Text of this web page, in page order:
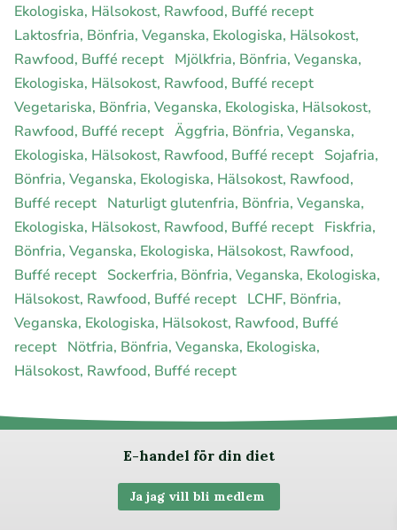
Ekologiska, Hälsokost, Rawfood, Buffé recept
Laktosfria, Bönfria, Veganska, Ekologiska, Hälsokost,
Rawfood, Buffé recept Mjölkfria, Bönfria, Veganska,
Ekologiska, Hälsokost, Rawfood, Buffé recept
Vegetariska, Bönfria, Veganska, Ekologiska, Hälsokost,
Rawfood, Buffé recept Äggfria, Bönfria, Veganska,
Ekologiska, Hälsokost, Rawfood, Buffé recept Sojafria,
Bönfria, Veganska, Ekologiska, Hälsokost, Rawfood,
Buffé recept Naturligt glutenfria, Bönfria, Veganska,
Ekologiska, Hälsokost, Rawfood, Buffé recept Fiskfria,
Bönfria, Veganska, Ekologiska, Hälsokost, Rawfood,
Buffé recept Sockerfria, Bönfria, Veganska, Ekologiska,
Hälsokost, Rawfood, Buffé recept LCHF, Bönfria,
Veganska, Ekologiska, Hälsokost, Rawfood, Buffé
recept Nötfria, Bönfria, Veganska, Ekologiska,
Hälsokost, Rawfood, Buffé recept
E-handel för din diet
Ja jag vill bli medlem